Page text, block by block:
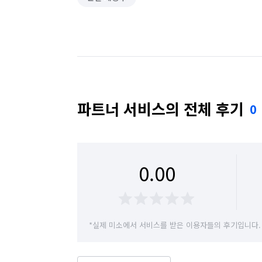
파트너 서비스의 전체 후기 0
0.00
*실제 미소에서 서비스를 받은 이용자들의 후기입니다.